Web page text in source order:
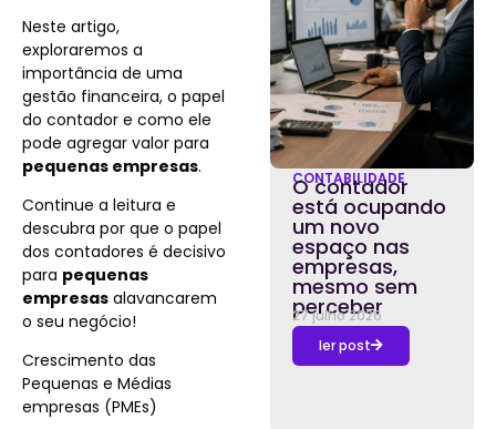
Neste artigo,
exploraremos a
importância de uma
gestão financeira, o papel
do contador e como ele
pode agregar valor para
pequenas empresas.
Continue a leitura e
descubra por que o papel
dos contadores é decisivo
para pequenas
empresas alavancarem
o seu negócio!
Crescimento das
Pequenas e Médias
empresas (PMEs)
CONTABILIDADE
O contador
está ocupando
um novo
espaço nas
empresas,
mesmo sem
perceber
27 julho 2026
ler post